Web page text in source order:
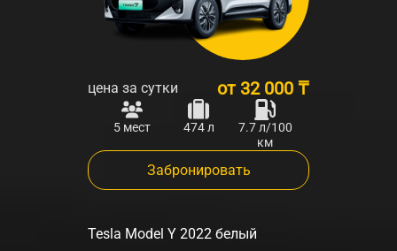
цена за сутки от 32 000 ₸
5 мест 474 л
7.7 л/100
км
Забронировать
Tesla Model Y 2022 белый